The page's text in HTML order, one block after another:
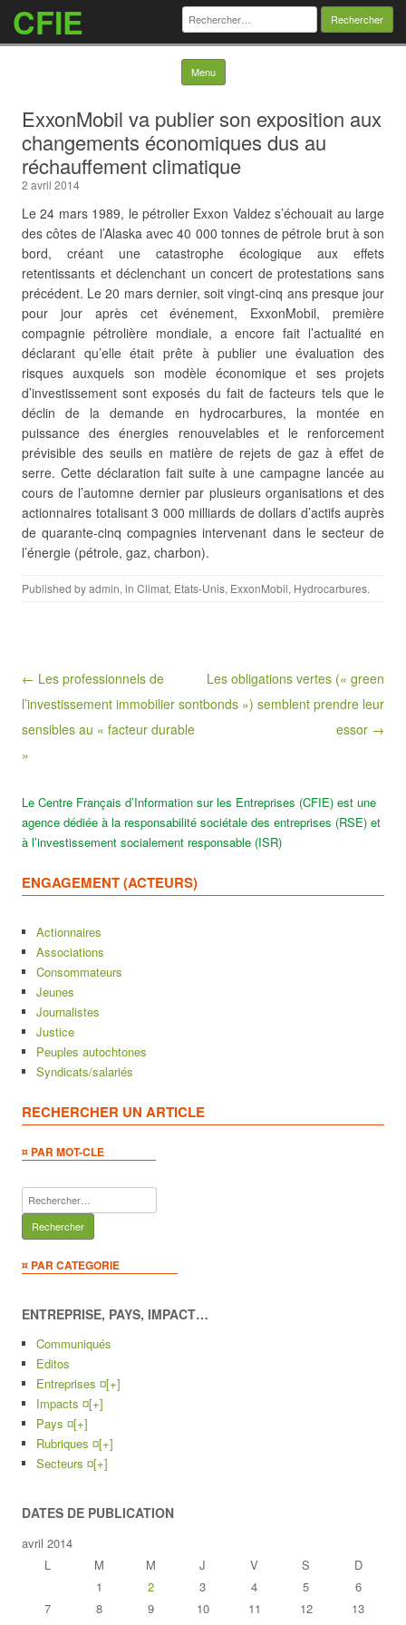
CFIE Rechercher :
Menu Skip to content
ExxonMobil va publier son exposition aux
changements économiques dus au
réchauffement climatique
2 avril 2014
Le 24 mars 1989, le pétrolier Exxon Valdez s’échouait au large
des côtes de l’Alaska avec 40 000 tonnes de pétrole brut à son
bord, créant une catastrophe écologique aux effets
retentissants et déclenchant un concert de protestations sans
précédent. Le 20 mars dernier, soit vingt-cinq ans presque jour
pour jour après cet événement, ExxonMobil, première
compagnie pétrolière mondiale, a encore fait l’actualité en
déclarant qu’elle était prête à publier une évaluation des
risquesauxquels son modèle économique et ses projets
d’investissement sont exposés du fait de facteurs tels que le
déclin de la demande en hydrocarbures, la montée en
puissance des énergies renouvelables et le renforcement
prévisible des seuils en matière de rejets de gaz à effet de
serre. Cette déclaration fait suite à une campagne lancée au
cours de l’automne dernier par plusieurs organisations et des
actionnaires totalisant 3 000 milliards de dollars d’actifs auprès
de quarante-cinq compagnies intervenant dans le secteur de
l’énergie (pétrole, gaz, charbon).
Published byadmin, in Climat, Etats-Unis, ExxonMobil, Hydrocarbures.
Post navigation
← Les professionnels de
l’investissement immobilier sont
sensibles au « facteur durable
»
Les obligations vertes (« green
bonds ») semblent prendre leur
essor →
Le Centre Français d’Information sur les Entreprises (CFIE) est une
agence dédiée à la responsabilité sociétale des entreprises (RSE) et
à l’investissement socialement responsable (ISR)
ENGAGEMENT (ACTEURS)
Actionnaires
Associations
Consommateurs
Jeunes
Journalistes
Justice
Peuples autochtones
Syndicats/salariés
RECHERCHER UN ARTICLE
¤ PAR MOT-CLE
Rechercher :
¤ PAR CATEGORIE
ENTREPRISE, PAYS, IMPACT…
Communiqués
Editos
Entreprises ¤[+]
Impacts ¤[+]
Pays ¤[+]
Rubriques ¤[+]
Secteurs ¤[+]
DATES DE PUBLICATION
avril 2014
L
M M J V S
D
1
2 3 4 5
6
7
8 9 10 11 12
13